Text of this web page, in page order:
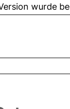
wurde